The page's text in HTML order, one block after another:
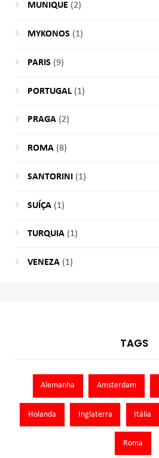
MUNIQUE (2)
MYKONOS (1)
PARIS (9)
PORTUGAL(1)
PRAGA(2)
ROMA(8)
SANTORINI (1)
SUÍÇA(1)
TURQUIA(1)
VENEZA(1)
TAGS
Alemanha Amsterdam
Holanda Inglaterra Itália
Roma